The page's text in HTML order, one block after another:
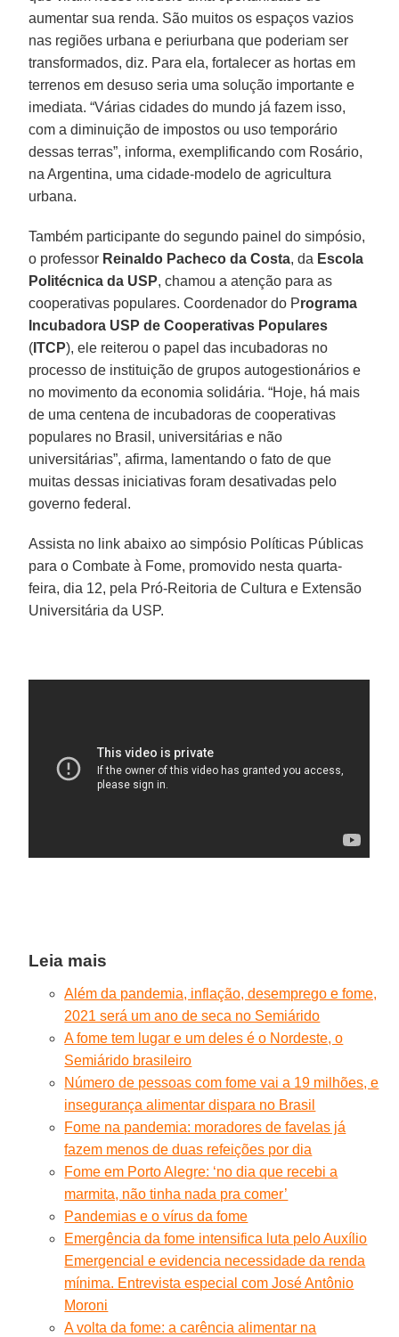
aumentar sua renda. São muitos os espaços vazios
nas regiões urbana e periurbana que poderiam ser
transformados, diz. Para ela, fortalecer as hortas em
terrenos em desuso seria uma solução importante e
imediata. “Várias cidades do mundo já fazem isso,
com a diminuição de impostos ou uso temporário
dessas terras”, informa, exemplificando com Rosário,
na Argentina, uma cidade-modelo de agricultura
urbana.
Também participante do segundo painel do simpósio,
o professor Reinaldo Pacheco da Costa, da Escola
Politécnica da USP, chamou a atenção para as
cooperativas populares. Coordenador do Programa
Incubadora USP de Cooperativas Populares
( ITCP), ele reiterou o papel das incubadoras no
processo de instituição de grupos autogestionários e
no movimento da economia solidária. “Hoje, há mais
de uma centena de incubadoras de cooperativas
populares no Brasil, universitárias e não
universitárias”, afirma, lamentando o fato de que
muitas dessas iniciativas foram desativadas pelo
governo federal.
Assista no link abaixo ao simpósio Políticas Públicas
para o Combate à Fome, promovido nesta quarta-
feira, dia 12, pela Pró-Reitoria de Cultura e Extensão
Universitária da USP.
Leia mais
Além da pandemia, inflação, desemprego e fome,
2021 será um ano de seca no Semiárido
A fome tem lugar e um deles é o Nordeste, o
Semiárido brasileiro
Número de pessoas com fome vai a 19 milhões, e
insegurança alimentar dispara no Brasil
Fome na pandemia: moradores de favelas já
fazem menos de duas refeições por dia
Fome em Porto Alegre: ‘no dia que recebi a
marmita, não tinha nada pra comer’
Pandemias e o vírus da fome
Emergência da fome intensifica luta pelo Auxílio
Emergencial e evidencia necessidade da renda
mínima. Entrevista especial com José Antônio
Moroni
A volta da fome: a carência alimentar na